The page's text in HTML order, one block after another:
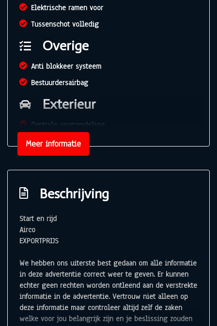
Elektrische ramen voor
Tussenschot volledig
Overige
Anti blokkeer systeem
Bestuurdersairbag
Exterieur
Centrale vergrendeling
Meer informatie
Beschrijving
Start en rijd
Airco
EXPORTPRIJS
We hebben ons uiterste best gedaan om alle informatie
in deze advertentie correct weer te geven. Er kunnen
echter geen rechten worden ontleend aan de verstrekte
informatie in de advertentie. Vertrouw niet alleen op
deze informatie maar controleer altijd zelf de zaken
welke voor jou belangrijk zijn en je beslissing zouden